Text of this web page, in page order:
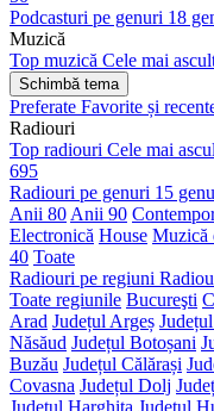
Podcasturi pe genuri 18
Muzică
Top muzică Cele mai
Schimbă tema
Preferate Favorite și
Radiouri
Top radiouri Cele mai
695
Radiouri pe genuri 15
Anii 80 Anii 90
Electronică House Muzică
40 Toate
Radiouri pe regiuni
Toate regiunile Bucureşti
Arad Județul Argeș
Năsăud Județul Botoșani
Buzău Județul Călărași
Covasna Județul Dolj
Județul Harghita Județul